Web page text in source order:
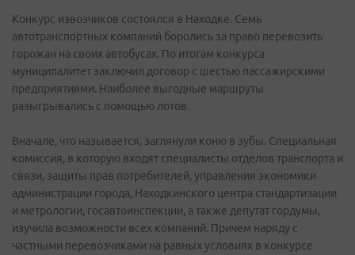
Конкурс извозчиков состоялся в Находке. Семь
автотранспортных компаний боролись за право перевозить
горожан на своих автобусах. По итогам конкурса
муниципалитет заключил договор с шестью пассажирскими
предприятиями. Наиболее выгодные маршруты
разыгрывались с помощью лотов.
Вначале, что называется, заглянули коню в зубы. Специальная
комиссия, в которую входят специалисты отделов транспорта и
связи, защиты прав потребителей, управления экономики
администрации города, Находкинского центра стандартизации
и метрологии, госавтоинспекции, а также депутат гордумы,
изучила возможности всех компаний. Причем наряду с
частными перевозчиками на равных условиях в конкурсе